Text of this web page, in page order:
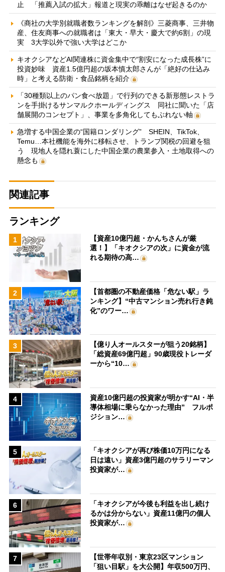
止 「推薦入試の拡大」報道と現実の乖離はなぜ起きるのか
《商社の大学別就職者数ランキングを解剖》三菱商事、三井物
産、住友商事への就職者は「東大・早大・慶大で約6割」の現
実 3大学以外で強い大学はどこか
キオクシアなどAI関連株に資金集中で“割安になった成長株”に
投資妙味 資産1.5億円超の坂本慎太郎さんが「絶好の仕込み
時」と考える防衛・食品銘柄を紹介
「30種類以上のパン食べ放題」で行列のできる新形態レストラ
ンを手掛けるサンマルクホールディングス 同社に聞いた「店
舗展開のコンセプト」、事業を多角化してもぶれない軸
急増する中国企業の“国籍ロンダリング” SHEIN、TikTok、
Temu…本社機能を海外に移転させ、トランプ関税の回避を狙
う 現地人を隠れ蓑にした中国企業の農業参入・土地取得への
懸念も
関連記事
ランキング
1
【資産10億円超・かんちさんが厳
選！】「キオクシアの次」に資金が流
れる期待の高…
2
【首都圏の不動産価格「危ない駅」ラ
ンキング】“中古マンション売れ行き鈍
化”のワー…
3
【億り人オールスターが狙う20銘柄】
「総資産69億円超」90歳現役トレーダ
ーから“10…
4
資産10億円超の投資家が明かす“AI・半
導体相場に乗らなかった理由” フルポ
ジション…
5
「キオクシアが再び株価10万円になる
日は遠い」資産3億円超のサラリーマン
投資家が…
6
「キオクシアが今後も利益を出し続け
るかは分からない」資産11億円の個人
投資家が…
7
【世帯年収別・東京23区マンション
「狙い目駅」を大公開】年収500万円、